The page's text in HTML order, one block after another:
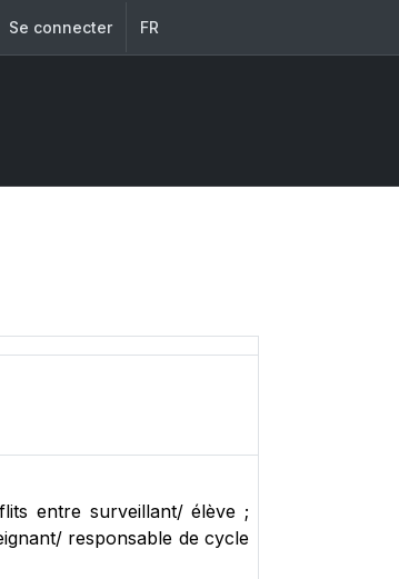
Se connecter FR
entre surveillant/ élève ;
responsable de cycle